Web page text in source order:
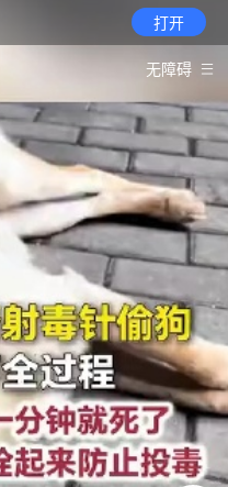
打开
无障碍